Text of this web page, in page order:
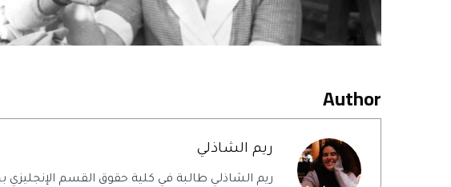
Author
ريم الشاذلي
ريم الشاذلي طالبة في كلية حقوق القسم